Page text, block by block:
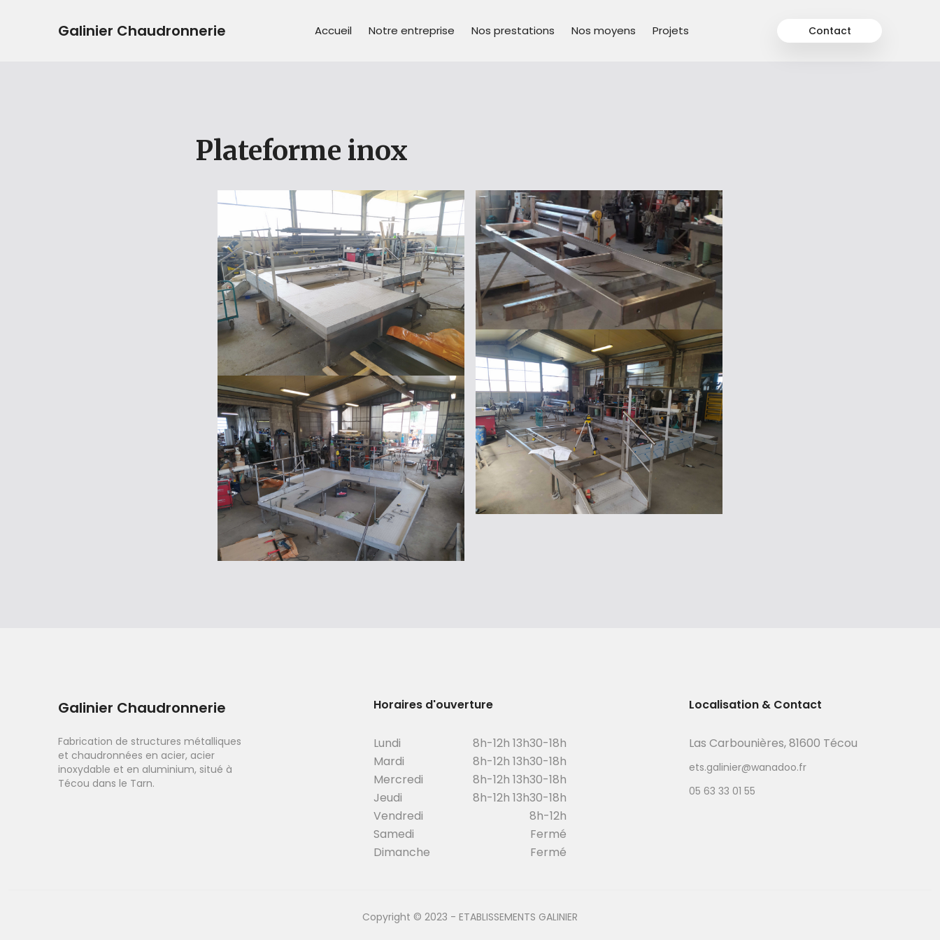
Galinier Chaudronnerie Accueil Notre entreprise Nos prestations Nos moyens Projets Contact
Plateforme inox
Galinier Chaudronnerie
Fabrication de structures métalliques
et chaudronnées en acier, acier
inoxydable et en aluminium, situé à
Técou dans le Tarn.
Horaires d'ouverture
Lundi
8h-12h 13h30-18h
Mardi
8h-12h 13h30-18h
Mercredi
8h-12h 13h30-18h
Jeudi
8h-12h 13h30-18h
Vendredi
8h-12h
Samedi
Fermé
Dimanche
Fermé
Localisation & Contact
Las Carbounières, 81600 Técou
ets.galinier@wanadoo.fr
05 63 33 01 55
Copyright © 2023 - ETABLISSEMENTS GALINIER